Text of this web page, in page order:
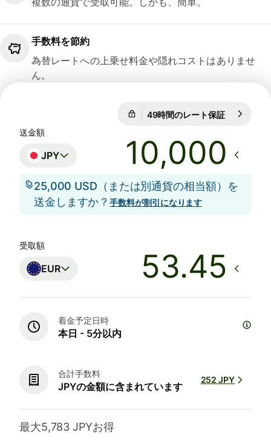
手数料を節約
為替レートへの上乗せ料金や隠れコストはありませ
ん。
49時間のレート保証
送金額
JPY
25,000 USD（または別通貨の相当額）を
送金しますか？手数料が割引になります
受取額
EUR
着金予定日時
本日 - 5分以内
合計手数料
JPYの金額に含まれています
252 JPY
最大5,783 JPYお得